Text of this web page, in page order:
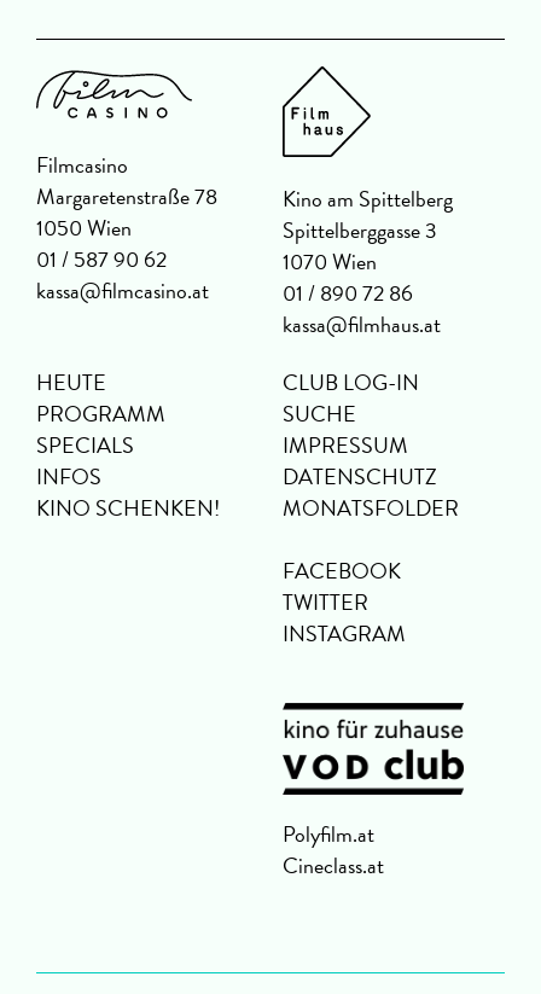
Filmcasino
Margaretenstraße 78
1050 Wien
01 / 587 90 62
kassa@filmcasino.at
Kino am Spittelberg
Spittelberggasse 3
1070 Wien
01 / 890 72 86
kassa@filmhaus.at
HEUTE
PROGRAMM
SPECIALS
INFOS
KINO SCHENKEN!
CLUB LOG-IN
SUCHE
IMPRESSUM
DATENSCHUTZ
MONATSFOLDER
FACEBOOK
TWITTER
INSTAGRAM
Polyfilm.at
Cineclass.at